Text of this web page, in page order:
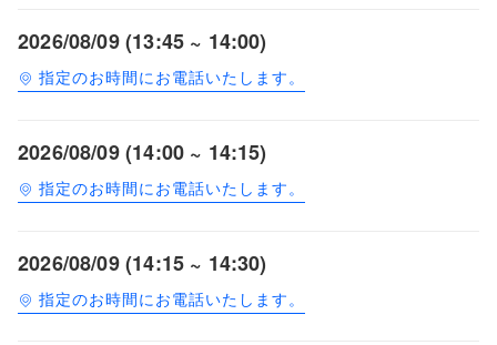
2026/08/09 (13:45 ~ 14:00)
指定のお時間にお電話いたします。
2026/08/09 (14:00 ~ 14:15)
指定のお時間にお電話いたします。
2026/08/09 (14:15 ~ 14:30)
指定のお時間にお電話いたします。